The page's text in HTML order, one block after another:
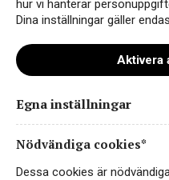
hope-grand-
box-sydafrika-
hur vi hanterar
Dina inställningar gäller
Aktivera
Egna inställningar
Nödvändiga cookies*
Dessa cookies är